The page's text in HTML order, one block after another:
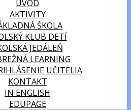
ÚVOD
AKTIVITY
ŠKOLA
KLUB DETÍ
JEDÁLEŇ
LEARNING
UČITELIA
KONTAKT
IN ENGLISH
EDUPAGE